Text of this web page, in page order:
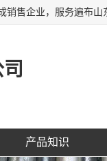
产品知识